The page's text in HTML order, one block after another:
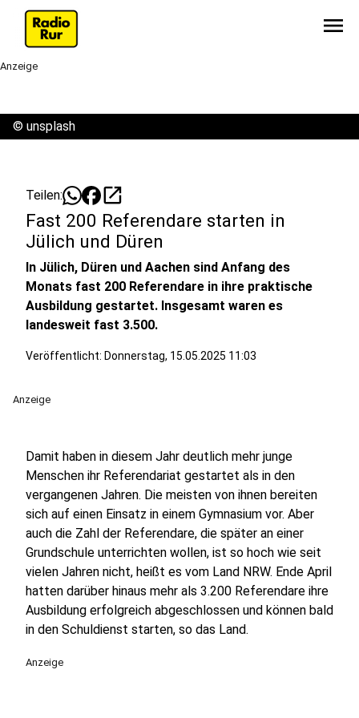
menu
Anzeige
© unsplash
Teilen: open_in_new
Fast 200 Referendare starten in
Jülich und Düren
In Jülich, Düren und Aachen sind Anfang des
Monats fast 200 Referendare in ihre praktische
Ausbildung gestartet. Insgesamt waren es
landesweit fast 3.500.
Veröffentlicht: Donnerstag, 15.05.2025 11:03
Anzeige
Damit haben in diesem Jahr deutlich mehr junge
Menschen ihr Referendariat gestartet als in den
vergangenen Jahren. Die meisten von ihnen bereiten
sich auf einen Einsatz in einem Gymnasium vor. Aber
auch die Zahl der Referendare, die später an einer
Grundschule unterrichten wollen, ist so hoch wie seit
vielen Jahren nicht, heißt es vom Land NRW. Ende April
hatten darüber hinaus mehr als 3.200 Referendare ihre
Ausbildung erfolgreich abgeschlossen und können bald
in den Schuldienst starten, so das Land.
Anzeige